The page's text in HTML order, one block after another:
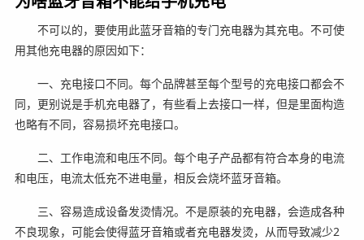
不可以的，要使用此蓝牙音箱的专门充电器为其充电。不可使
用其他充电器的原因如下：
一、充电接口不同。每个品牌甚至每个型号的充电接口都会不
同，更别说是手机充电器了，有些看上去接口一样，但是里面构造
也略有不同，容易损坏充电接口。
二、工作电流和电压不同。每个电子产品都有符合本身的电流
和电压，电流太低充不进电量，相反会烧坏蓝牙音箱。
三、容易造成设备发烫情况。不是原装的充电器，会造成各种
不良现象，可能会使得蓝牙音箱或者充电器发烫，从而导致减少2